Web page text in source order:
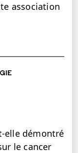
association
elle démontré
le cancer